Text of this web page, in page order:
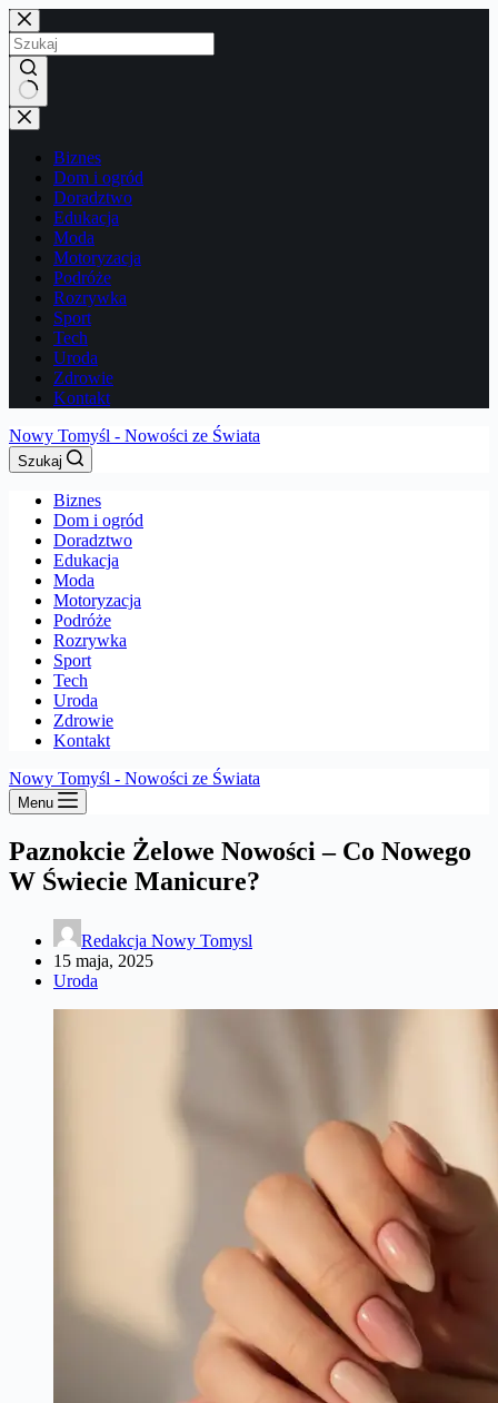
Przejdź
do
treści
Brak
wyników
Biznes
Dom i ogród
Doradztwo
Edukacja
Moda
Motoryzacja
Podróże
Rozrywka
Sport
Tech
Uroda
Zdrowie
Kontakt
Nowy Tomyśl - Nowości ze Świata
Szukaj
Biznes
Dom i ogród
Doradztwo
Edukacja
Moda
Motoryzacja
Podróże
Rozrywka
Sport
Tech
Uroda
Zdrowie
Kontakt
Nowy Tomyśl - Nowości ze Świata
Menu
Paznokcie Żelowe Nowości – Co Nowego
W Świecie Manicure?
Redakcja Nowy Tomysl
15 maja, 2025
Uroda